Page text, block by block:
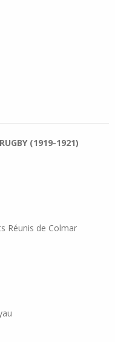
(1919-1921)
Réunis de Colmar